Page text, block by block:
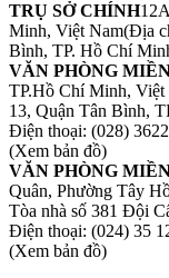
TRỤ SỞ CHÍNH
Minh, Việt Nam(Địa
Bình, TP. Hồ Chí
VĂN PHÒNG
TP.Hồ Chí Minh, Việt
13, Quận Tân Bình,
Điện thoại: (028)
(Xem bản đồ)
VĂN PHÒNG
Quân, Phường Tây
Tòa nhà số 381 Đội
Điện thoại: (024) 35
(Xem bản đồ)